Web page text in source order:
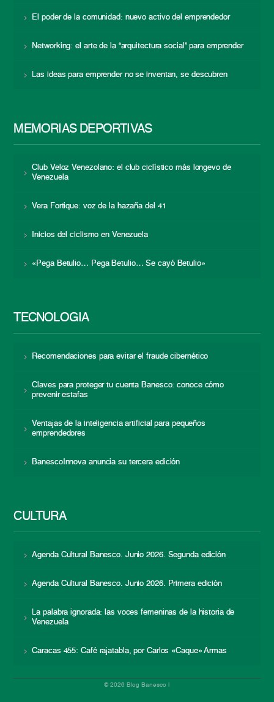
El poder de la comunidad: nuevo activo del emprendedor
Networking: el arte de la “arquitectura social” para emprender
Las ideas para emprender no se inventan, se descubren
MEMORIAS DEPORTIVAS
Club Veloz Venezolano: el club ciclístico más longevo de
Venezuela
Vera Fortique: voz de la hazaña del 41
Inicios del ciclismo en Venezuela
«Pega Betulio… Pega Betulio… Se cayó Betulio»
TECNOLOGÍA
Recomendaciones para evitar el fraude cibernético
Claves para proteger tu cuenta Banesco: conoce cómo
prevenir estafas
Ventajas de la inteligencia artificial para pequeños
emprendedores
BanescoInnova anuncia su tercera edición
CULTURA
Agenda Cultural Banesco. Junio 2026. Segunda edición
Agenda Cultural Banesco. Junio 2026. Primera edición
La palabra ignorada: las voces femeninas de la historia de
Venezuela
Caracas 455: Café rajatabla, por Carlos «Caque» Armas
© 2026 Blog Banesco |